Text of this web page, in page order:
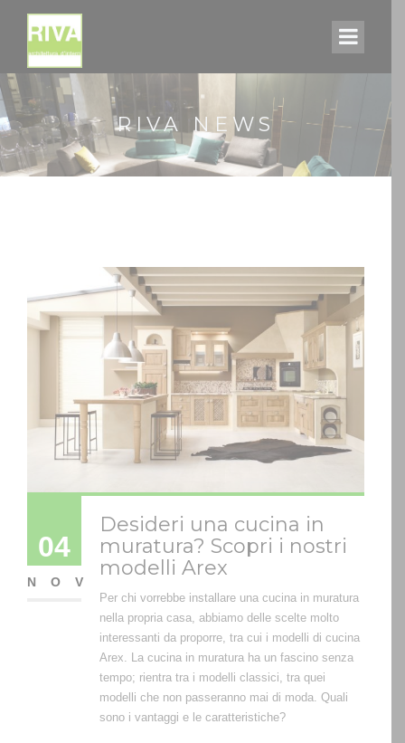
RIVA NEWS
04
NOV
Desideri una cucina in
muratura? Scopri i nostri
modelli Arex
Per chi vorrebbe installare una cucina in muratura
nella propria casa, abbiamo delle scelte molto
interessanti da proporre, tra cui i modelli di cucina
Arex. La cucina in muratura ha un fascino senza
tempo; rientra tra i modelli classici, tra quei
modelli che non passeranno mai di moda. Quali
sono i vantaggi e le caratteristiche?